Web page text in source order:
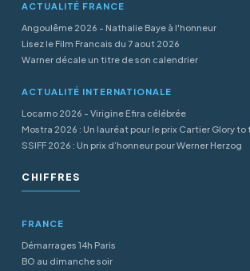
ACTUALITÉ FRANCE
Angoulême 2026 - Nathalie Baye à l'honneur
Lisez le Film Francais du 7 aout 2026
Warner décale un titre de son calendrier
ACTUALITÉ INTERNATIONALE
Locarno 2026 - Virigine Efira célébrée
Mostra 2026 : Un lauréat pour le prix Cartier Glory
SSIFF 2026 : Un prix d’honneur pour Werner Herzog
CHIFFRES
FRANCE
Démarrages 14h Paris
BO au dimanche soir